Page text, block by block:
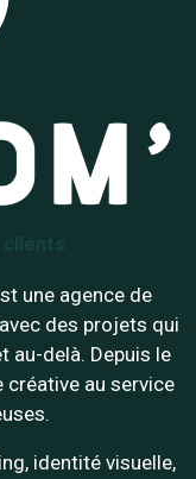
une agence de
des projets qui
au-delà. Depuis le
au service
identité visuelle,